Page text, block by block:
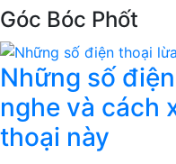
Góc Bóc Phốt
Những số
nghe và cách
thoại này